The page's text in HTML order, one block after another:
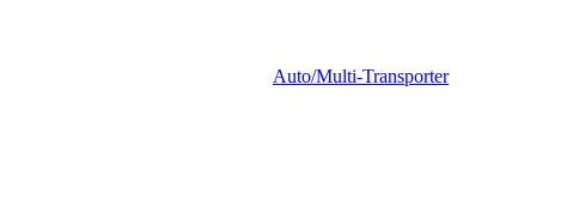
Auto/Multi-Transporter